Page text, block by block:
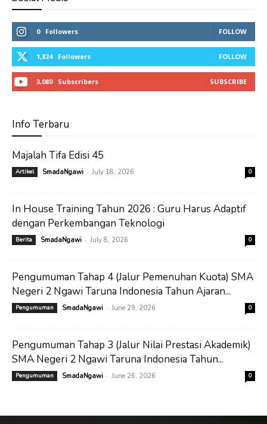
0 Followers FOLLOW
1,824 Followers FOLLOW
3,080 Subscribers SUBSCRIBE
Info Terbaru
Majalah Tifa Edisi 45
Artikel SmadaNgawi - July 18, 2026 0
In House Training Tahun 2026 : Guru Harus Adaptif
dengan Perkembangan Teknologi
Berita SmadaNgawi - July 8, 2026 0
Pengumuman Tahap 4 (Jalur Pemenuhan Kuota) SMA
Negeri 2 Ngawi Taruna Indonesia Tahun Ajaran...
Pengumuman SmadaNgawi - June 29, 2026 0
Pengumuman Tahap 3 (Jalur Nilai Prestasi Akademik)
SMA Negeri 2 Ngawi Taruna Indonesia Tahun...
Pengumuman SmadaNgawi - June 26, 2026 0